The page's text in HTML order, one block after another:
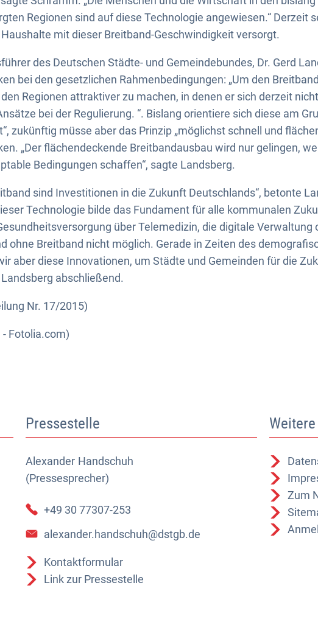
Regionen sind auf diese Technologie angewiesen.“ Derzeit
mit dieser Breitband-Geschwindigkeit versorgt.
des Deutschen Städte- und Gemeindebundes, Dr. Gerd
bei den gesetzlichen Rahmenbedingungen: „Um den
Regionen attraktiver zu machen, in denen er sich derzeit
bei der Regulierung. “. Bislang orientiere sich diese am
zukünftig müsse aber das Prinzip „möglichst schnell und
„Der flächendeckende Breitbandausbau wird nur gelingen,
Bedingungen schaffen“, sagte Landsberg.
sind Investitionen in die Zukunft Deutschlands“, betonte
Technologie bilde das Fundament für alle kommunalen
über Telemedizin, die digitale Verwaltung
ohne Breitband nicht möglich. Gerade in Zeiten des
aber diese Innovationen, um Städte und Gemeinden für die
abschließend.
Nr. 17/2015)
Fotolia.com)
Pressestelle
Alexander Handschuh
(Pressesprecher)
Alexander Handschuh (Pressesprecher)
+49 30 77307-253
alexander.handschuh@dstgb.de
Kontaktformular
Link zur Pressestelle
Zum